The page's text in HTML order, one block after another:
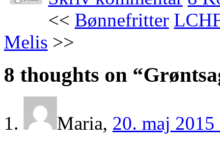
<< Bønnefritter
Melis >>
8 thoughts on “
Maria, 20. maj